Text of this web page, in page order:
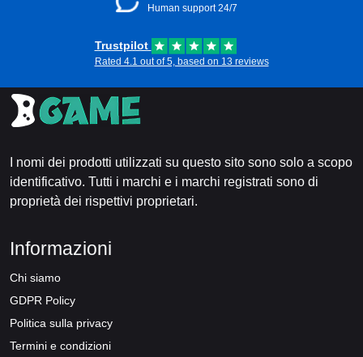
Human support 24/7
Trustpilot
Rated 4.1 out of 5, based on 13 reviews
I nomi dei prodotti utilizzati su questo sito sono solo a scopo
identificativo. Tutti i marchi e i marchi registrati sono di
proprietà dei rispettivi proprietari.
Informazioni
Chi siamo
GDPR Policy
Politica sulla privacy
Termini e condizioni